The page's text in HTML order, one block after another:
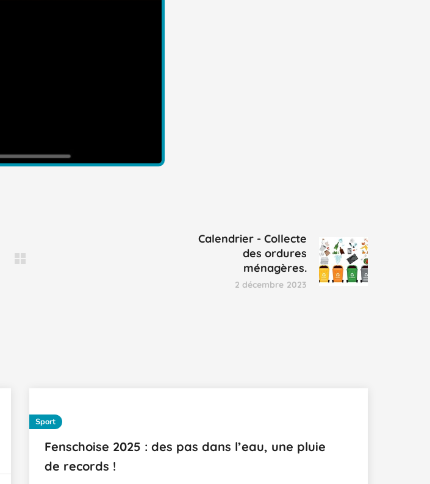
Calendrier - Collecte
des ordures
ménagères.
2 décembre 2023
Sport
Fenschoise 2025 : des pas dans l’eau, une pluie
de records !